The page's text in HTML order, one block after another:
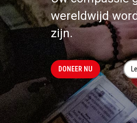
wereldwijd
zijn.
DONEER NU